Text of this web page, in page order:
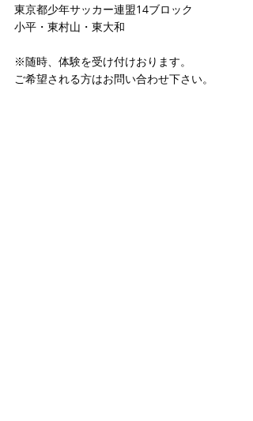
東京都少年サッカー連盟14ブロック
小平・東村山・東大和
※随時、体験を受け付けおります。
ご希望される方はお問い合わせ下さい。